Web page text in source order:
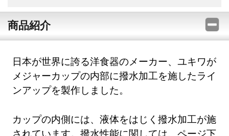
商品紹介
日本が世界に誇る洋食器のメーカー、ユキワが
メジャーカップの内部に撥水加工を施したライ
ンアップを製作しました。
カップの内側には、液体をはじく撥水加工が施
されています。撥水性能に関しては、ページ下